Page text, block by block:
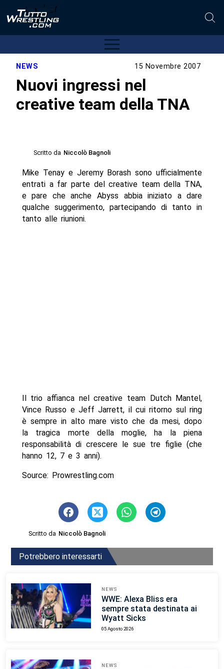
NEWS 15 Novembre 2007
Nuovi ingressi nel
creative team della TNA
Scritto da Niccolò Bagnoli
Mike Tenay e Jeremy Borash sono ufficialmente
entrati a far parte del creative team della TNA,
e pare che anche Abyss abbia iniziato a dare
qualche suggerimento, partecipando di tanto in
tanto alle riunioni.
Il trio affianca nel creative team Dutch Mantel,
Vince Russo e Jeff Jarrett, il cui ritorno sul ring
è sempre in alto mare visto che da mesi, dopo
la tragica morte della moglie, ha la piena
responsabilità di crescere le sue tre figlie (che
hanno 12, 7 e 3 anni).
Source: Prowrestling.com
Scritto da Niccolò Bagnoli
Potrebbero interessarti
NEWS
WWE: Alexa Bliss era
sempre stata destinata ai
Wyatt Sicks
05 Agosto 2026
NEWS